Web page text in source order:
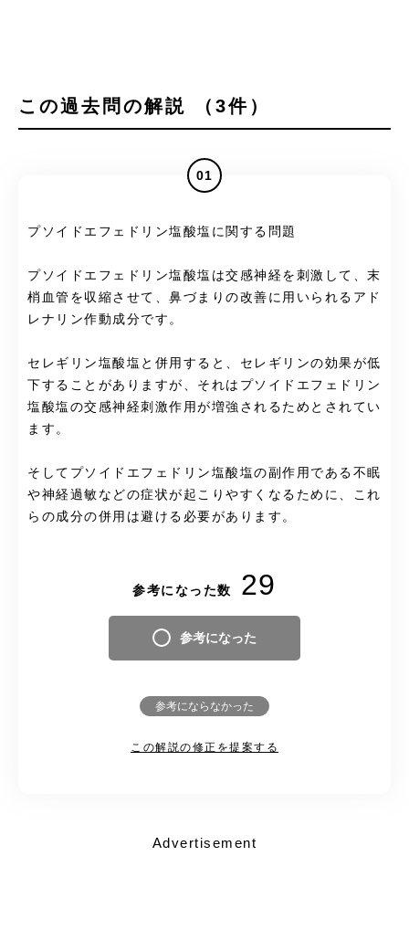
この過去問の解説 （3件）
01
プソイドエフェドリン塩酸塩に関する問題
プソイドエフェドリン塩酸塩は交感神経を刺激して、末
梢血管を収縮させて、鼻づまりの改善に用いられるアド
レナリン作動成分です。
セレギリン塩酸塩と併用すると、セレギリンの効果が低
下することがありますが、それはプソイドエフェドリン
塩酸塩の交感神経刺激作用が増強されるためとされてい
ます。
そしてプソイドエフェドリン塩酸塩の副作用である不眠
や神経過敏などの症状が起こりやすくなるために、これ
らの成分の併用は避ける必要があります。
参考になった数 29
参考になった
参考にならなかった
この解説の修正を提案する
Advertisement